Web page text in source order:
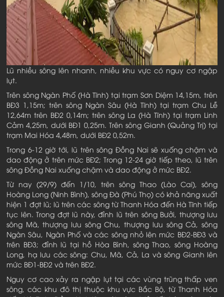
Lũ nhiều sông lên nhanh, nhiều khu vực có nguy cơ ngập
lụt.
Trên sông Ngàn Phố (Hà Tĩnh) tại trạm Sơn Diệm 14,15m, trên
BĐ3 1,15m; trên sông Ngàn Sâu (Hà Tĩnh) tại trạm Chu Lễ
12,64m trên BĐ2 0,14m; trên sông La (Hà Tĩnh) tại trạm Linh
Cảm 4,25m, dưới BĐ1 0,25m. Trên sông Gianh (Quảng Trị) tại
trạm Mai Hóa 4,48m, dưới BĐ2 0,52m.
Trong 6-12 giờ tới, lũ trên sông Đồng Nai sẽ xuống chậm và
dao động ở trên mức BĐ2; Trong 12-24 giờ tiếp theo, lũ trên
sông Đồng Nai xuống chậm và dao động ở mức BĐ2.
Từ nay (29/9) đến 1/10, trên sông Thao (Lào Cai), sông
Hoàng Long (Ninh Bình), sông Đà (Phú Thọ) có khả năng xuất
hiện 1 đợt lũ; lũ trên các sông từ Thanh Hóa đến Hà Tĩnh tiếp
tục lên. Trong đợt lũ này, đỉnh lũ trên sông Bưởi, thượng lưu
sông Mã, thượng lưu sông Chu, thượng lưu sông Cả, sông
Ngàn Sâu, Ngàn Phố và các sông nhỏ lên mức BĐ2-BĐ3 và
trên BĐ3; đỉnh lũ tại hồ Hòa Bình, sông Thao, sông Hoàng
Long, hạ lưu các sông: Chu, Mã, Cả, La và sông Gianh lên
mức BĐ1-BĐ2 và trên BĐ2.
Nguy cơ cao xảy ra ngập lụt tại các vùng trũng thấp ven
sông, các khu đô thị thuộc khu vực Bắc Bộ, từ Thanh Hóa